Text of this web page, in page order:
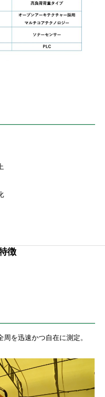
徴
を迅速かつ自在に測定。